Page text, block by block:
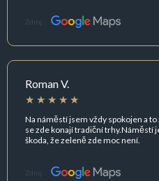
Zdroj:
Roman V.
Na náměstí jsem vždy spokojen a
se zde konají tradiční trhy.Náměstí
škoda, že zeleně zde moc není.
Zdroj: